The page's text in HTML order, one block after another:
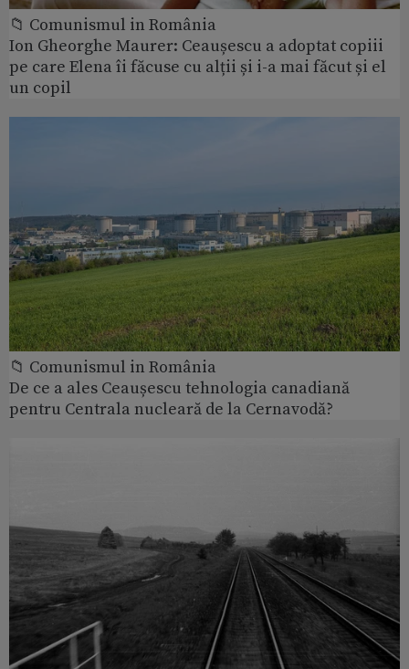
📁 Comunismul in România
Ion Gheorghe Maurer: Ceaușescu a adoptat copiii
pe care Elena îi făcuse cu alții și i-a mai făcut și el
un copil
📁 Comunismul in România
De ce a ales Ceaușescu tehnologia canadiană
pentru Centrala nucleară de la Cernavodă?